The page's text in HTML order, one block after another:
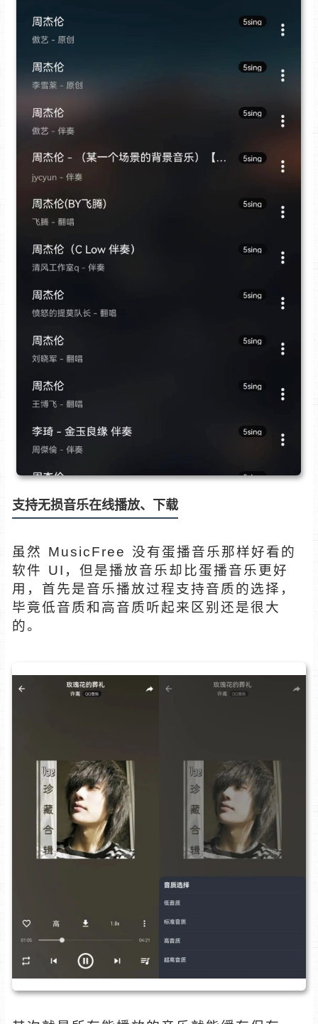
支持无损音乐在线播放、下载
虽然 MusicFree 没有蛋播音乐那样好看的
软件 UI，但是播放音乐却比蛋播音乐更好
用，首先是音乐播放过程支持音质的选择，
毕竟低音质和高音质听起来区别还是很大
的。